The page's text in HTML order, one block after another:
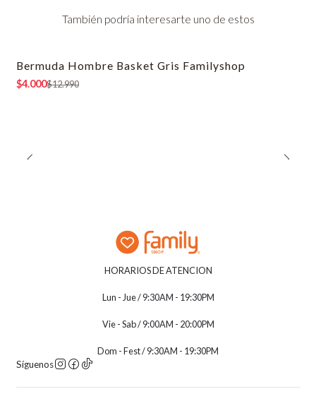
También podría interesarte uno de estos
-69% OFF
Bermuda Hombre Basket Gris Familyshop
$4.000$12.990
HORARIOS DE ATENCION
Lun - Jue / 9:30AM - 19:30PM
Vie - Sab / 9:00AM - 20:00PM
Dom - Fest / 9:30AM - 19:30PM
Síguenos